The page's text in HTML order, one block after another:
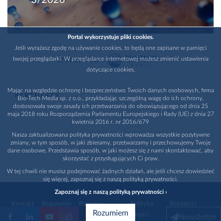
WYDAWCA
PARTNERZY
Polityka
prywatności
Polityka
promocja
Portal wykorzystuje pliki cookies.
Jeśli wyrażasz zgodę na używanie cookies, to będą one zapisane w pamięci
twojej przeglądarki. W przeglądarce internetowej możesz zmienić ustawienia
dotyczące cookies.
Mając na względzie ochronę i bezpieczeństwo Twoich danych osobowych, firma
Bio-Tech Media sp. z o.o., przykładając szczególną wagę do ich ochrony,
dostosowała swoje zasady ich przetwarzania do obowiązującego od dnia 25
maja 2018 roku Rozporządzenia Parlamentu Europejskiego i Rady (UE) z dnia 27
kwietnia 2016 r. nr 2016/679
Nasza zaktualizowana polityka prywatności wprowadza wszystkie pozytywne
zmiany, w tym sposób, w jaki zbieramy, przetwarzamy i przechowujemy Twoje
dane osobowe. Przedstawia sposób, w jaki możesz się z nami skontaktować, aby
skorzystać z przysługujących Ci praw.
W tej chwili nie musisz podejmować żadnych działań, ale jeśli chcesz dowiedzieć
się więcej, zapoznaj się z naszą polityką prywatności.
Zapoznaj się z naszą polityką prywatności ›
Rozumiem Newsletter